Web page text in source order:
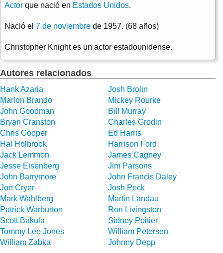
Actor que nació en Estados Unidos.
Nació el 7 de noviembre de 1957. (68 años)
Christopher Knight es un actor estadounidense.
Autores relacionados
Hank Azaria
Josh Brolin
Marlon Brando
Mickey Rourke
John Goodman
Bill Murray
Bryan Cranston
Charles Grodin
Chris Cooper
Ed Harris
Hal Holbrook
Harrison Ford
Jack Lemmon
James Cagney
Jesse Eisenberg
Jim Parsons
John Barrymore
John Francis Daley
Jon Cryer
Josh Peck
Mark Wahlberg
Martin Landau
Patrick Warburton
Ron Livingston
Scott Bakula
Sidney Poitier
Tommy Lee Jones
William Petersen
William Zabka
Johnny Depp